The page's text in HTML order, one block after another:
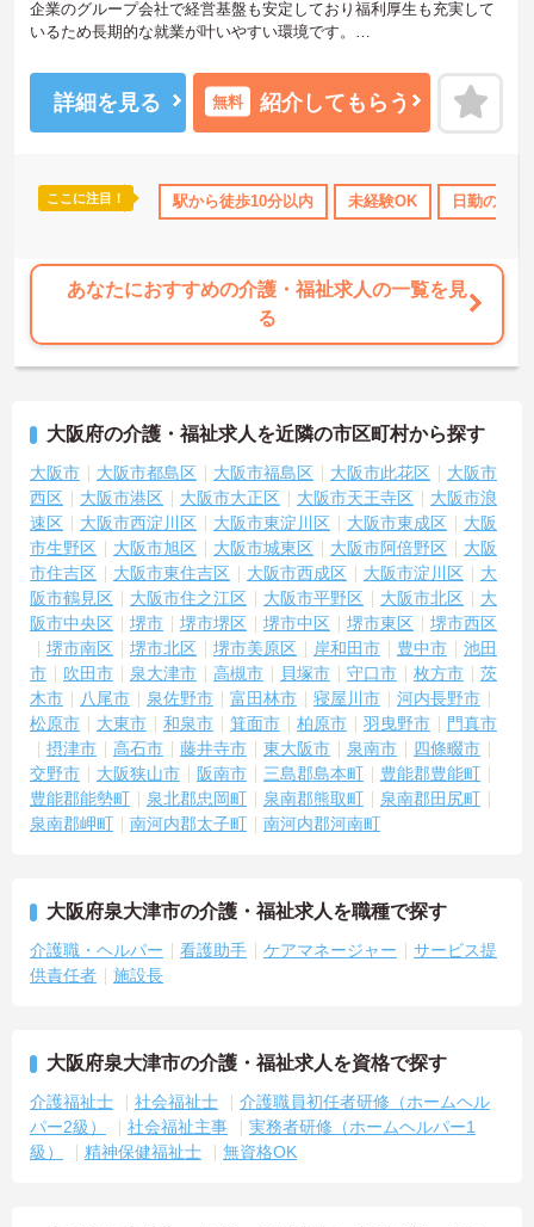
産休･育休･介護休暇取得実績あり 社会保険完備 交通費支給
企業のグループ会社で経営基盤も安定しており福利厚生も充実して
いるため長期的な就業が叶いやすい環境です。
クがある方も高い目標をもって仕事に取り組んでいただけます◎
ご興味ある方には、面接対策ポイントなど、さらに詳細をお話しい
たしますのでお気軽にご相談ください！
詳細を見る 無料 紹介してもらう
ここに注目！ 駅から徒歩10分以内 未経験OK 日勤のみ
あなたにおすすめの介護・福祉求人の一覧を見
る
大阪府の介護・福祉求人を近隣の市区町村から探す
大阪市 大阪市都島区 大阪市福島区 大阪市此花区
大阪市
西区
大阪市港区 大阪市大正区 大阪市天王寺区
大阪市浪
速区
大阪市西淀川区 大阪市東淀川区 大阪市東成区
大阪
市生野区
大阪市旭区 大阪市城東区 大阪市阿倍野区
大阪
市住吉区
大阪市東住吉区 大阪市西成区 大阪市淀川区
大
阪市鶴見区
大阪市住之江区 大阪市平野区 大阪市北区
大
阪市中央区
堺市 堺市堺区 堺市中区 堺市東区
堺市西区
堺市南区
堺市北区 堺市美原区 岸和田市 豊中市
池田
市
吹田市 泉大津市 高槻市 貝塚市 守口市 枚方市
茨
木市
八尾市 泉佐野市 富田林市 寝屋川市
河内長野市
松原市
大東市 和泉市 箕面市 柏原市 羽曳野市
門真市
摂津市
高石市 藤井寺市 東大阪市 泉南市
四條畷市
交野市
大阪狭山市 阪南市 三島郡島本町
豊能郡豊能町
豊能郡能勢町
泉北郡忠岡町 泉南郡熊取町
泉南郡田尻町
泉南郡岬町
南河内郡太子町 南河内郡河南町
大阪府泉大津市の介護・福祉求人を職種で探す
介護職・ヘルパー 看護助手 ケアマネージャー
サービス提
供責任者
施設長
大阪府泉大津市の介護・福祉求人を資格で探す
介護福祉士 社会福祉士
介護職員初任者研修（ホームヘル
パー2級）
社会福祉主事
実務者研修（ホームヘルパー1
級）
精神保健福祉士 無資格OK